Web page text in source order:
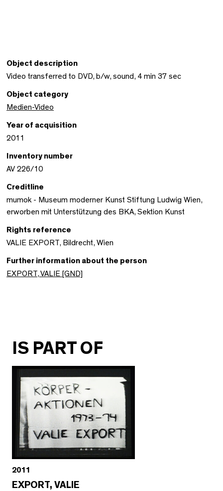
Object description
Video transferred to DVD, b/w, sound, 4 min 37 sec
Object category
Medien-Video
Year of acquisition
2011
Inventory number
AV 226/10
Creditline
mumok - Museum moderner Kunst Stiftung Ludwig Wien,
erworben mit Unterstützung des BKA, Sektion Kunst
Rights reference
VALIE EXPORT, Bildrecht, Wien
Further information about the person
EXPORT, VALIE [GND]
IS PART OF
2011
EXPORT, VALIE